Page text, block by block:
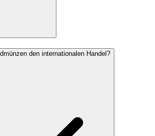
den internationalen Handel?